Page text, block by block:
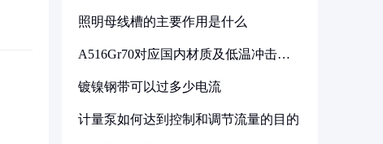
照明母线槽的主要作用是什么
A516Gr70对应国内材质及低温冲击要
镀镍钢带可以过多少电流
计量泵如何达到控制和调节流量的目的